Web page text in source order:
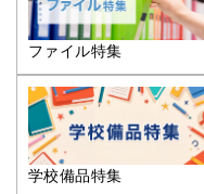
ファイル特集
学校備品特集